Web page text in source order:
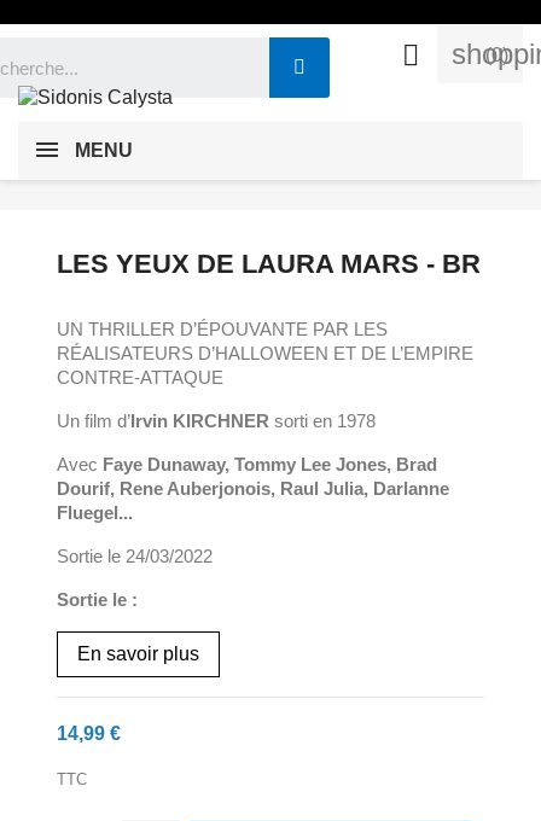
 (0)
MENU
LES YEUX DE LAURA MARS - BR
UN THRILLER D’ÉPOUVANTE PAR LES
RÉALISATEURS D’HALLOWEEN ET DE L’EMPIRE
CONTRE-ATTAQUE
Un film d’Irvin KIRCHNER sorti en 1978
Avec Faye Dunaway, Tommy Lee Jones, Brad
Dourif, Rene Auberjonois, Raul Julia, Darlanne
Fluegel...
Sortie le 24/03/2022
Sortie le :
En savoir plus
14,99 €
TTC